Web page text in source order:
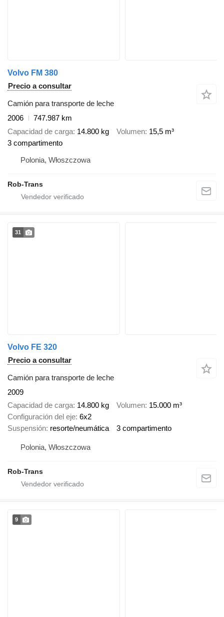
Volvo FM 380
Precio a consultar
Camión para transporte de leche
2006
747.987 km
Capacidad de carga 14.800 kg Volumen 15,5 m³
3 compartimento
Polonia, Włoszczowa
Rob-Trans
31
Volvo FE 320
Precio a consultar
Camión para transporte de leche
2009
Capacidad de carga 14.800 kg Volumen 15.000 m³
Configuración del eje 6x2
Suspensión resorte/neumática 3 compartimento
Polonia, Włoszczowa
Rob-Trans
9